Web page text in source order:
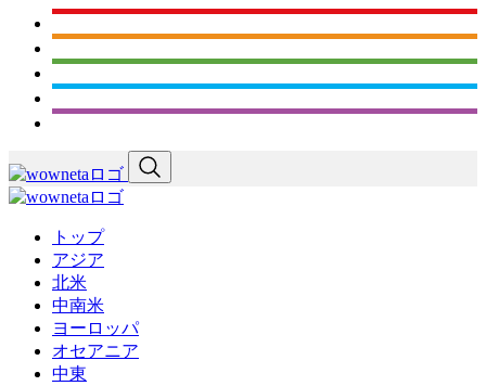
トップ
アジア
北米
中南米
ヨーロッパ
オセアニア
中東